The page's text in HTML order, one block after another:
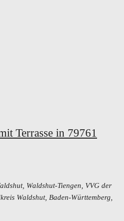
Terrasse in 79761
Waldshut-Tiengen, VVG der
Waldshut, Baden-Württemberg,